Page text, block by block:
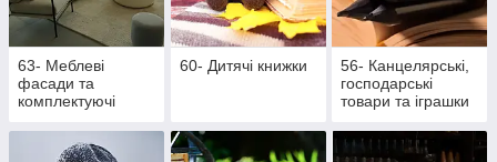
63- Меблеві
фасади та
комплектуючі
60- Дитячі книжки
56- Канцелярські,
господарські
товари та іграшки